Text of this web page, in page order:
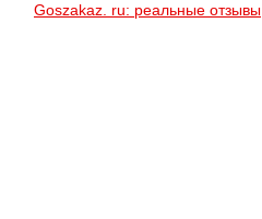
Goszakaz. ru: реальные отзывы